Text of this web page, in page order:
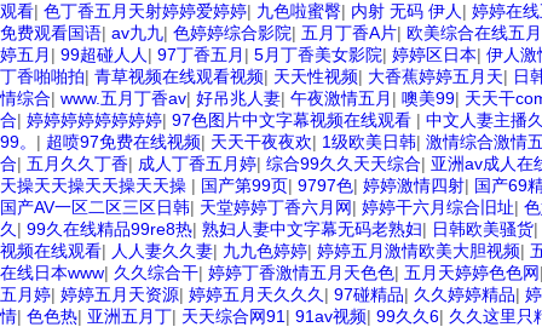
观看| 色丁香五月天射婷婷爱婷婷| 九色啦蜜臀| 内射 无码 伊人 | 婷婷在
免费观看国语| av九九| 色婷婷综合影院| 五月丁香A片| 欧美综合在线五
婷五月 | 99超碰人人 | 97丁香五月 | 5月丁香美女影院| 婷婷区日本| 伊人激
丁香啪啪拍| 青草视频在线观看视频| 天天性视频| 大香蕉婷婷五月天| 日
情综合| www.五月丁香av| 好吊兆人妻| 午夜激情五月 | 噢美99| 天天干
合| 婷婷婷婷婷婷婷婷| 97色图片中文字幕视频在线观看 | 中文人妻主播
99。 | 超喷97免费在线视频| 天天干夜夜欢| 1级欧美日韩| 激情综合激情
合| 五月久久丁香| 成人丁香五月婷| 综合99久久天天综合| 亚洲av成人在
天操天天操天天操天天操 | 国产第99页| 9797色| 婷婷激情四射| 国产69
国产AV一区二区三区日韩| 天堂婷婷丁香六月网| 婷婷干六月综合旧址|
久 | 99久在线精品99re8热| 熟妇人妻中文字幕无码老熟妇| 日韩欧美骚货|
视频在线观看| 人人妻久久妻| 九九色婷婷| 婷婷五月激情欧美大胆视频|
在线日本www| 久久综合干| 婷婷丁香激情五月天色色| 五月天婷婷色色网
五月婷| 婷婷五月天资源| 婷婷五月天久久久 | 97碰精品| 久久婷婷精品|
情| 色色热| 亚洲五月丁| 天天综合网91 | 91av视频| 99久久6| 久久这里只